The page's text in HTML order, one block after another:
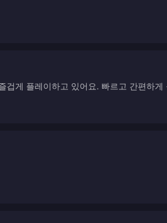
겁게 플레이하고 있어요. 빠르고 간편하